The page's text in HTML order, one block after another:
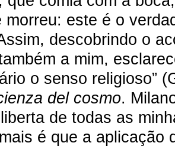
morreu: este é o
descobrindo o
a mim,
o senso religioso”
del cosmo.
de todas as
é que a aplicação